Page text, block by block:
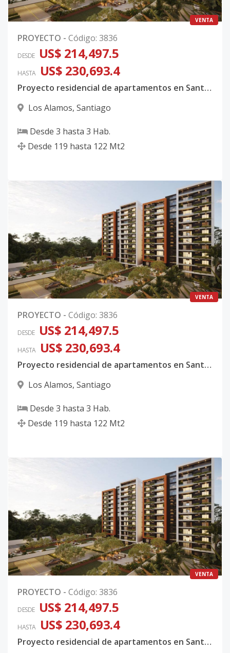
VENTA
PROYECTO - Código: 3836
DESDE US$ 214,497.5
HASTA US$ 230,693.4
Proyecto residencial de apartamentos en Santiago. Entrega 2028
Los Alamos, Santiago
Desde 3 hasta 3 Hab.
Desde 119 hasta 122 Mt2
VENTA
PROYECTO - Código: 3836
DESDE US$ 214,497.5
HASTA US$ 230,693.4
Proyecto residencial de apartamentos en Santiago. Entrega 2028
Los Alamos, Santiago
Desde 3 hasta 3 Hab.
Desde 119 hasta 122 Mt2
VENTA
PROYECTO - Código: 3836
DESDE US$ 214,497.5
HASTA US$ 230,693.4
Proyecto residencial de apartamentos en Santiago. Entrega 2028